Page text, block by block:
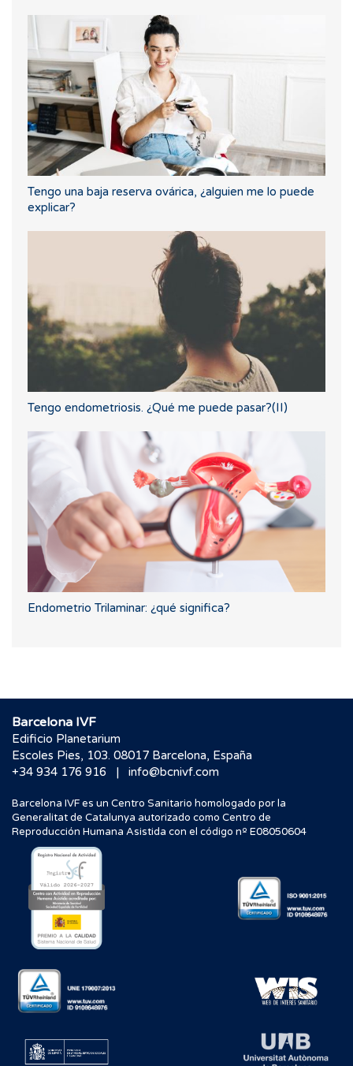
Tengo una baja reserva ovárica, ¿alguien me lo puede
explicar?
Tengo endometriosis. ¿Qué me puede pasar?(II)
Endometrio Trilaminar: ¿qué significa?
Barcelona IVF
Edificio Planetarium
Escoles Pies, 103. 08017 Barcelona, España
+34 934 176 916
| info@bcnivf.com
Barcelona IVF es un Centro Sanitario homologado por la
Generalitat de Catalunya autorizado como Centro de
Reproducción Humana Asistida con el código nº E08050604